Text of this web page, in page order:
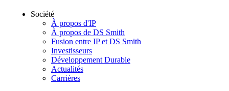
Société
À propos d'IP
À propos de DS Smith
Fusion entre IP et DS Smith
Investisseurs
Développement Durable
Actualités
Carrières